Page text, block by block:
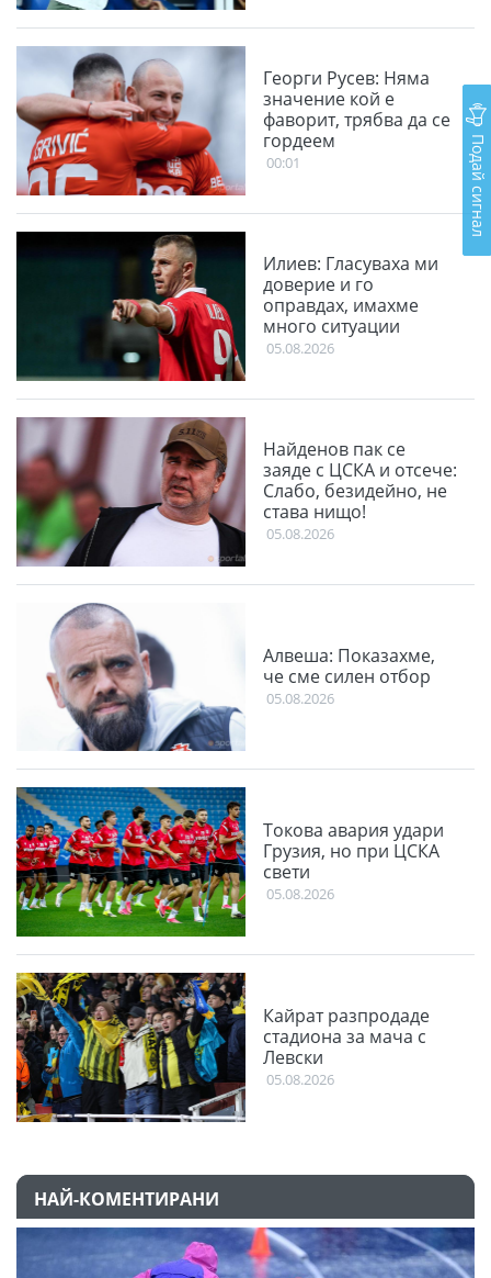
Георги Русев: Няма
значение кой е
фаворит, трябва да се
гордеем
00:01
Илиев: Гласуваха ми
доверие и го
оправдах, имахме
много ситуации
05.08.2026
Найденов пак се
заяде с ЦСКА и отсече:
Слабо, безидейно, не
става нищо!
05.08.2026
Алвеша: Показахме,
че сме силен отбор
05.08.2026
Токова авария удари
Грузия, но при ЦСКА
свети
05.08.2026
Кайрат разпродаде
стадиона за мача с
Левски
05.08.2026
НАЙ-КОМЕНТИРАНИ
Подай сигнал